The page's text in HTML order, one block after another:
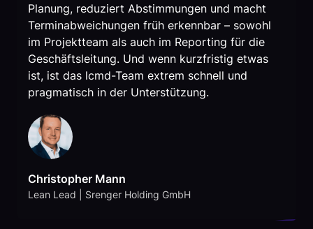
Planung, reduziert Abstimmungen und macht
Terminabweichungen früh erkennbar – sowohl
im Projektteam als auch im Reporting für die
Geschäftsleitung. Und wenn kurzfristig etwas
ist, ist das lcmd-Team extrem schnell und
pragmatisch in der Unterstützung.
Christopher Mann
Lean Lead | Srenger Holding GmbH